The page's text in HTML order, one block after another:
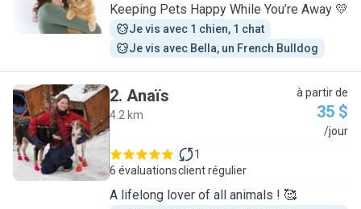
Keeping Pets Happy While You’re Away 💛
Je vis avec 1 chien, 1 chat
Je vis avec Bella, un French Bulldog
A
2. Anaïs
4.2 km
à partir de
35 $
/jour
6 évaluations
1
client régulier
A lifelong lover of all animals ! 🥰